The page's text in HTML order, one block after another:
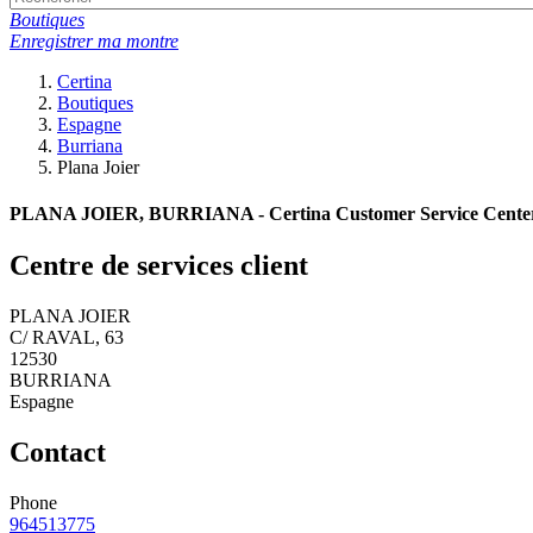
Boutiques
Enregistrer ma montre
Certina
Boutiques
Espagne
Burriana
Plana Joier
PLANA JOIER, BURRIANA - Certina Customer Service
Centre de services client
PLANA JOIER
C/ RAVAL, 63
12530
BURRIANA
Espagne
Contact
Phone
964513775